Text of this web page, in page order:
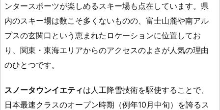
ンタースポーツが楽しめるスキー場も点在しています。県
内のスキー場は数こそ多くないものの、富士山麓や南アル
プスの玄関口という恵まれたロケーションに位置してお
り、関東・東海エリアからのアクセスのよさが人気の理由
のひとつです。
スノータウンイエティは人工降雪技術を駆使することで、
日本最速クラスのオープン時期（例年10月中旬）を誇るス